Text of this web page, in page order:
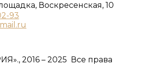
​Воскресенская, 10​
93
2016 – 2025 Все права